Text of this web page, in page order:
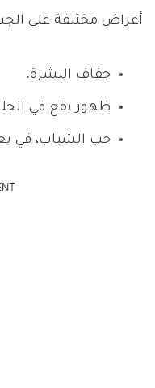
أعراض مختلفة على
جفاف البشرة.
ظهور بقع في
حب الشباب، في